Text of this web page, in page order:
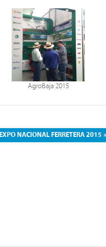
AgroBaja 2015
NEXT
EXPO NACIONAL FERRETERA 2015